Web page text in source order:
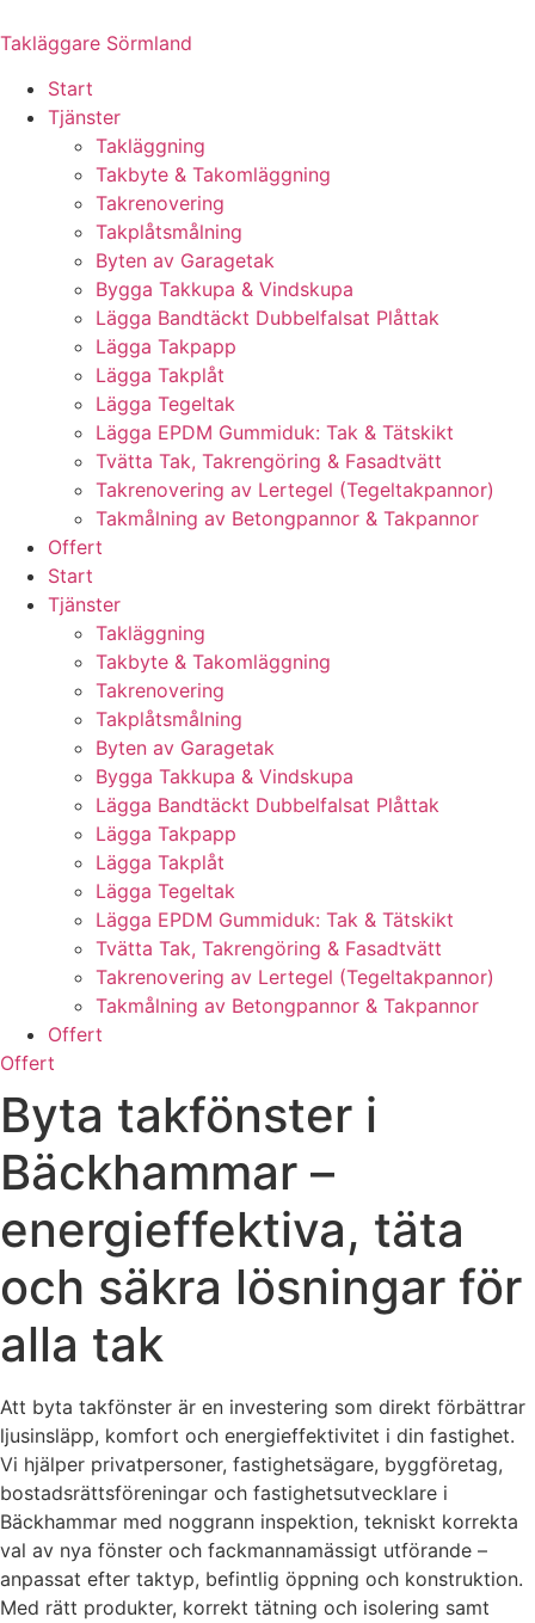
to
Takläggare Sörmland
Start
Tjänster
Takläggning
Takbyte & Takomläggning
Takrenovering
Takplåtsmålning
Byten av Garagetak
Bygga Takkupa & Vindskupa
Lägga Bandtäckt Dubbelfalsat Plåttak
Lägga Takpapp
Lägga Takplåt
Lägga Tegeltak
Lägga EPDM Gummiduk: Tak & Tätskikt
Tvätta Tak, Takrengöring & Fasadtvätt
Takrenovering av Lertegel (Tegeltakpannor)
Takmålning av Betongpannor & Takpannor
Offert
Start
Tjänster
Takläggning
Takbyte & Takomläggning
Takrenovering
Takplåtsmålning
Byten av Garagetak
Bygga Takkupa & Vindskupa
Lägga Bandtäckt Dubbelfalsat Plåttak
Lägga Takpapp
Lägga Takplåt
Lägga Tegeltak
Lägga EPDM Gummiduk: Tak & Tätskikt
Tvätta Tak, Takrengöring & Fasadtvätt
Takrenovering av Lertegel (Tegeltakpannor)
Takmålning av Betongpannor & Takpannor
Offert
Offert
Byta takfönster i
Bäckhammar –
energieffektiva, täta
och säkra lösningar för
alla tak
Att byta takfönster är en investering som direkt förbättrar
ljusinsläpp, komfort och energieffektivitet i din fastighet.
Vi hjälper privatpersoner, fastighetsägare, byggföretag,
bostadsrättsföreningar och fastighetsutvecklare i
Bäckhammar med noggrann inspektion, tekniskt korrekta
val av nya fönster och fackmannamässigt utförande –
anpassat efter taktyp, befintlig öppning och konstruktion.
Med rätt produkter, korrekt tätning och isolering samt